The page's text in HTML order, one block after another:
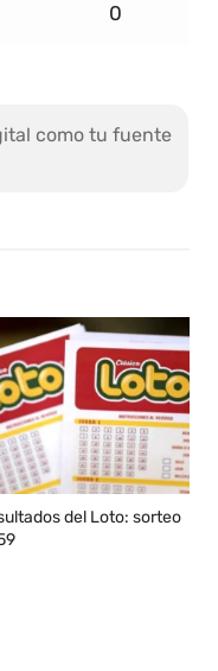
0
como tu fuente
del Loto: sorteo